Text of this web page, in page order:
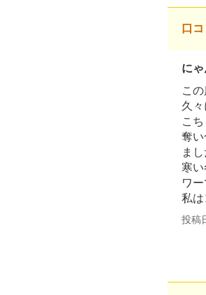
口
に
こ
久
こ
奪
まし
寒
ワ
私
投稿